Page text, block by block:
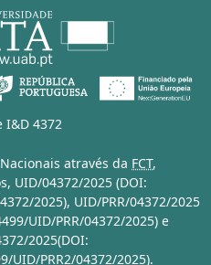
I&D 4372
através da FCT,
UID/04372/2025 (DOI:
2025), UID/PRR/04372/2025
UID/PRR/04372/2025)e
2025(DOI:
UID/PRR2/04372/2025).